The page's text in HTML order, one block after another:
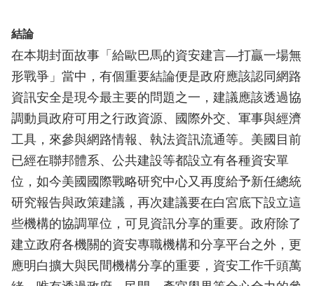
結論
在本期封面故事「給歐巴馬的資安建言—打贏一場無
形戰爭」當中，有個重要結論便是政府應該認同網路
資訊安全是現今最主要的問題之一，建議應該透過協
調動員政府可用之行政資源、國際外交、軍事與經濟
工具，來參與網路情報、執法資訊流通等。美國目前
已經在聯邦體系、公共建設等都設立有各種資安單
位，如今美國國際戰略研究中心又再度給予新任總統
研究報告與政策建議，再次建議要在白宮底下設立這
些機構的協調單位，可見資訊分享的重要。政府除了
建立政府各機關的資安專職機構和分享平台之外，更
應明白擴大與民間機構分享的重要，資安工作千頭萬